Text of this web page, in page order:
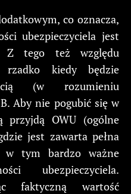
co oznacza,
ubezpieczyciela jest
Z tego też względu
kiedy będzie
(w rozumieniu
Aby nie pogubić się w
przyjdą OWU (ogólne
jest zawarta pełna
w tym bardzo ważne
ubezpieczyciela.
faktyczną wartość